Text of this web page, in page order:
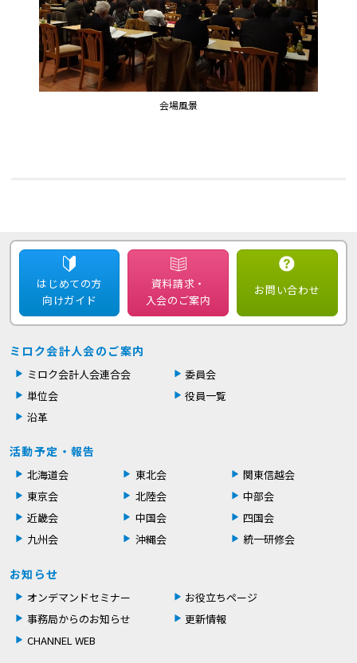
会場風景
はじめての方
向けガイド
資料請求・
入会のご案内
お問い合わせ
ミロク会計人会のご案内
ミロク会計人会連合会
委員会
単位会
役員一覧
沿革
活動予定・報告
北海道会 東北会
関東信越会
東京会
北陸会
中部会
近畿会
中国会
四国会
九州会
沖縄会 統一研修会
お知らせ
オンデマンドセミナー
お役立ちページ
事務局からのお知らせ
更新情報
CHANNEL WEB